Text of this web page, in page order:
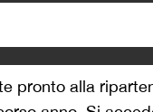
pronto alla